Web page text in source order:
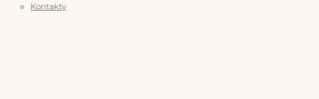
Kontakty